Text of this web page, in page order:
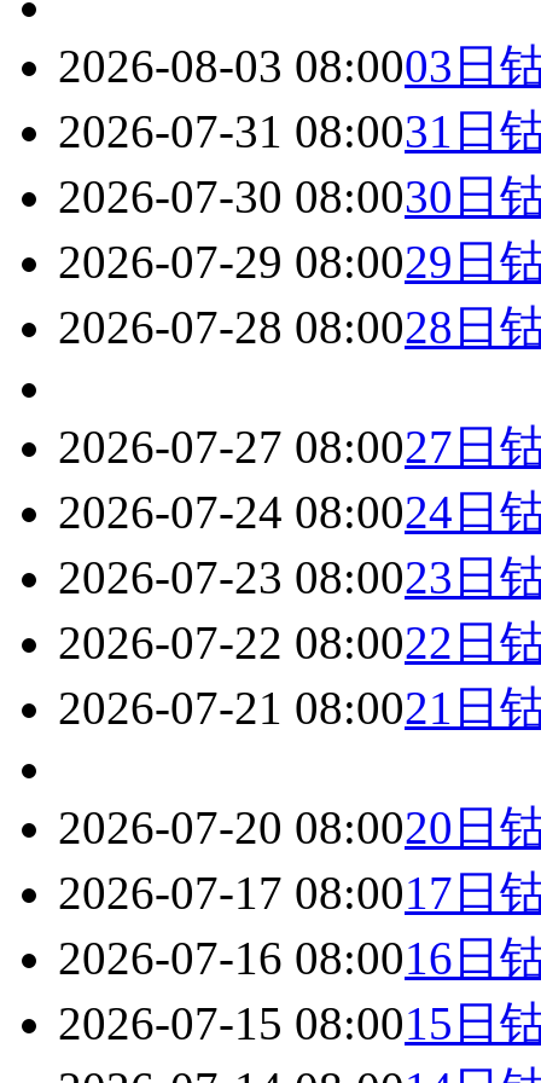
2026-08-03 08:0003日
2026-07-31 08:0031日
2026-07-30 08:0030日
2026-07-29 08:0029日
2026-07-28 08:0028日
2026-07-27 08:0027日
2026-07-24 08:0024日
2026-07-23 08:0023日
2026-07-22 08:0022日
2026-07-21 08:0021日
2026-07-20 08:0020日
2026-07-17 08:0017日
2026-07-16 08:0016日
2026-07-15 08:0015日